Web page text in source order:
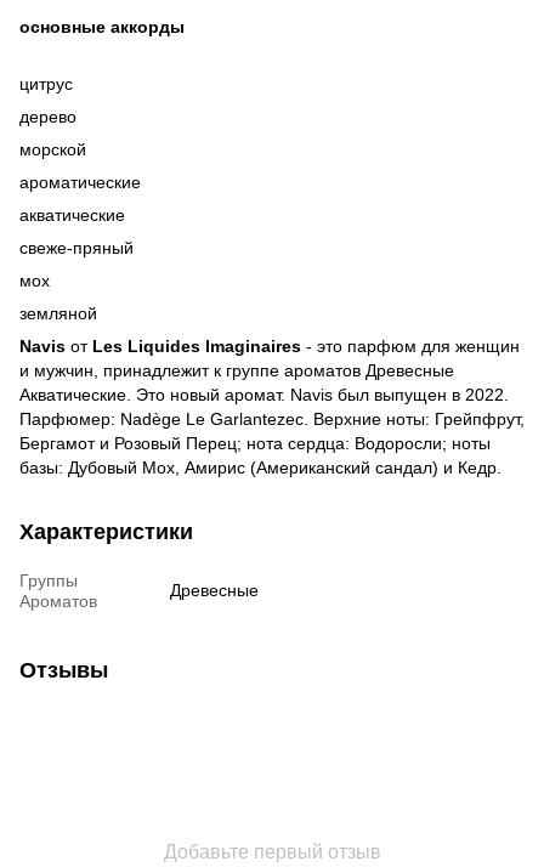
основные аккорды
цитрус
дерево
морской
ароматические
акватические
свеже-пряный
мох
земляной
Navis от Les Liquides Imaginaires - это парфюм для женщин
и мужчин, принадлежит к группе ароматов Древесные
Акватические. Это новый аромат. Navis был выпущен в 2022.
Парфюмер: Nadège Le Garlantezec. Верхние ноты: Грейпфрут,
Бергамот и Розовый Перец; нота сердца: Водоросли; ноты
базы: Дубовый Мох, Амирис (Американский сандал) и Кедр.
Характеристики
Группы
Ароматов
Древесные
Отзывы
Добавьте первый отзыв